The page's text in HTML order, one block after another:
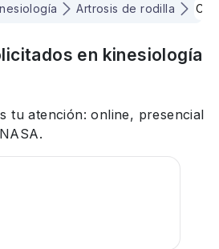
Artrosis de rodilla
en kinesiología
tu atención: online, presencial